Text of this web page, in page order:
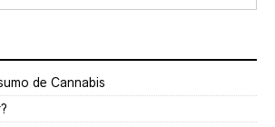
de Cannabis